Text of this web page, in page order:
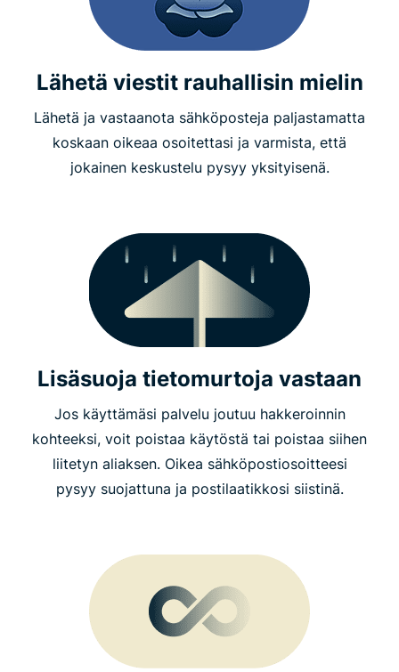
Lähetä viestit rauhallisin mielin
Lähetä ja vastaanota sähköposteja paljastamatta
koskaan oikeaa osoitettasi ja varmista, että
jokainen keskustelu pysyy yksityisenä.
Lisäsuoja tietomurtoja vastaan
Jos käyttämäsi palvelu joutuu hakkeroinnin
kohteeksi, voit poistaa käytöstä tai poistaa siihen
liitetyn aliaksen. Oikea sähköpostiosoitteesi
pysyy suojattuna ja postilaatikkosi siistinä.